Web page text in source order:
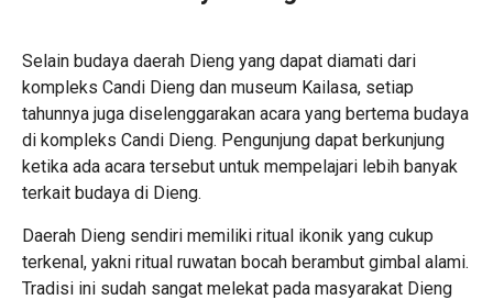
Selain budaya daerah Dieng yang dapat diamati dari
kompleks Candi Dieng dan museum Kailasa, setiap
tahunnya juga diselenggarakan acara yang bertema budaya
di kompleks Candi Dieng. Pengunjung dapat berkunjung
ketika ada acara tersebut untuk mempelajari lebih banyak
terkait budaya di Dieng.
Daerah Dieng sendiri memiliki ritual ikonik yang cukup
terkenal, yakni ritual ruwatan bocah berambut gimbal alami.
Tradisi ini sudah sangat melekat pada masyarakat Dieng